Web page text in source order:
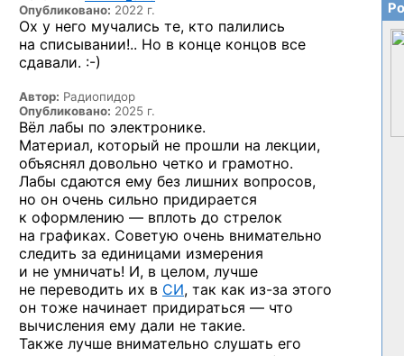
Опубликовано: 2022 г.
Ох у него мучались те, кто палились
на списывании!.. Но в конце концов все
сдавали. :-)
Автор: Радиопидор
Опубликовано: 2025 г.
Вёл лабы по электронике.
Материал, который не прошли на лекции,
объяснял довольно четко и грамотно.
Лабы сдаются ему без лишних вопросов,
но он очень сильно придирается
к оформлению — вплоть до стрелок
на графиках. Советую очень внимательно
следить за единицами измерения
и не умничать! И, в целом, лучше
не переводить их в СИ, так как из-за этого
он тоже начинает придираться — что
вычисления ему дали не такие.
Также лучше внимательно слушать его